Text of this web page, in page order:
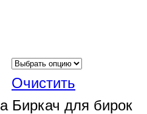
Очистить
Биркач для бирок